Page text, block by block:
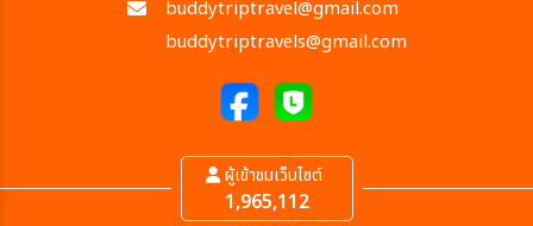
buddytriptravel@gmail.com
buddytriptravels@gmail.com
ผู้เข้าชมเว็บไซต์
1,965,112